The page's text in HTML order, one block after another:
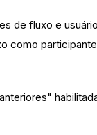
de fluxo e
como